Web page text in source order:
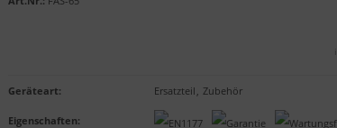
Geräteart: Ersatzteil , Zubehör
Eigenschaften: